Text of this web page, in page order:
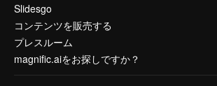
Slidesgo
コンテンツを販売する
プレスルーム
magnific.aiをお探しですか？